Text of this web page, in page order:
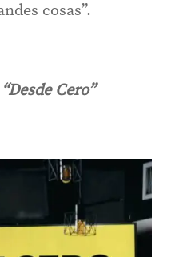
cosas”.
Cero”